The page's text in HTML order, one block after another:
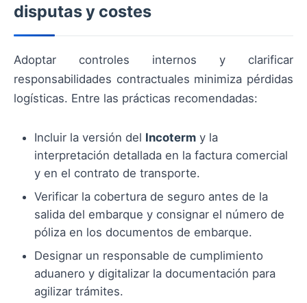
disputas y costes
Adoptar controles internos y clarificar
responsabilidades contractuales minimiza pérdidas
logísticas. Entre las prácticas recomendadas:
Incluir la versión del Incoterm y la
interpretación detallada en la factura comercial
y en el contrato de transporte.
Verificar la cobertura de seguro antes de la
salida del embarque y consignar el número de
póliza en los documentos de embarque.
Designar un responsable de cumplimiento
aduanero y digitalizar la documentación para
agilizar trámites.